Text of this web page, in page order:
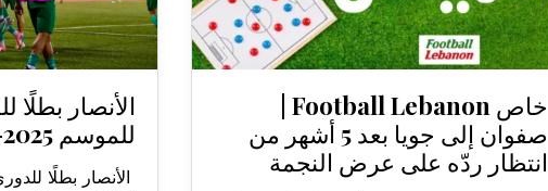
صفوان إلى جويا بعد 5 أشهر من
انتظار ردّه على عرض النجمة
الأنصار بطلًا
للموسم 2025-2026